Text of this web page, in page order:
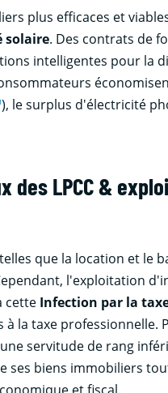
plus efficaces et
solaire. Des contrats de
intelligentes pour la
), le surplus d'électricité
LPCC &
que la location et le
l'exploitation
cette Infection par la
la taxe professionnelle.
servitude de rang
ses biens immobiliers